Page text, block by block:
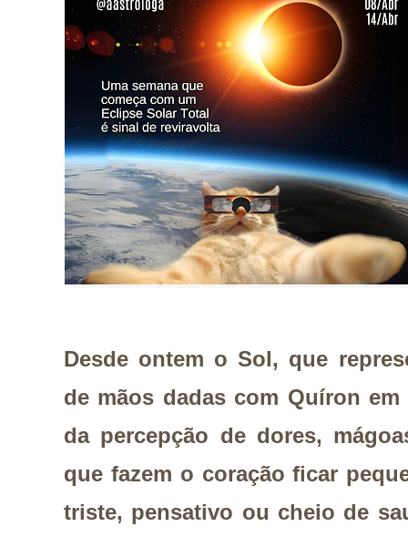
Desde ontem o Sol, que
de mãos dadas com Quíron
da percepção de dores,
que fazem o coração ficar
triste, pensativo ou cheio de